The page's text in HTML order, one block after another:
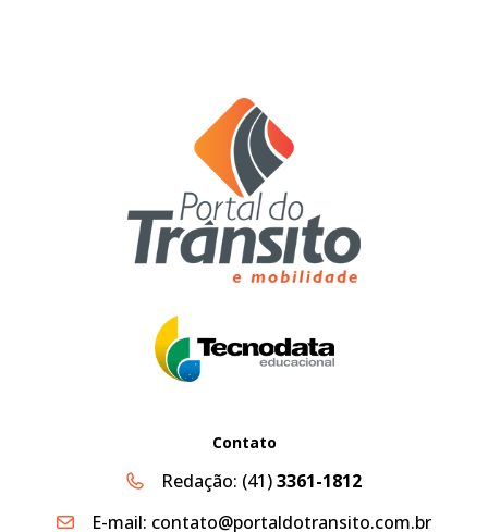
Contato
Redação: (41)3361-1812
E-mail: contato@portaldotransito.com.br